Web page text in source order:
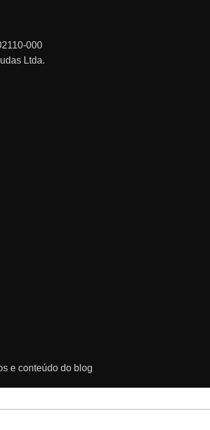
000
Ltda.
e conteúdo do blog